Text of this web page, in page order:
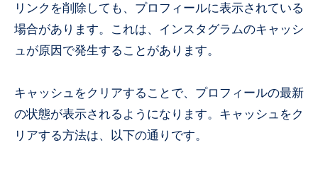
リンクを削除しても、プロフィールに表示されている
場合があります。これは、インスタグラムのキャッシ
ュが原因で発生することがあります。
キャッシュをクリアすることで、プロフィールの最新
の状態が表示されるようになります。キャッシュをク
リアする方法は、以下の通りです。